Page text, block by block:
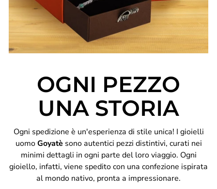
OGNI PEZZO
UNA STORIA
Ogni spedizione è un'esperienza di stile unica! I gioielli
uomoGoyatè sono autentici pezzi distintivi, curati nei
minimi dettagli in ogni parte del loro viaggio. Ogni
gioiello, infatti, viene spedito con una confezione ispirata
al mondo nativo, pronta a impressionare.